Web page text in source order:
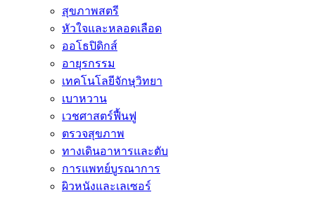
สุขภาพสตรี
หัวใจและหลอดเลือด
ออโธปิดิกส์
อายุรกรรม
เทคโนโลยีจักษุวิทยา
เบาหวาน
เวชศาสตร์ฟื้นฟู
ตรวจสุขภาพ
ทางเดินอาหารและตับ
การแพทย์บูรณาการ
ผิวหนังและเลเซอร์